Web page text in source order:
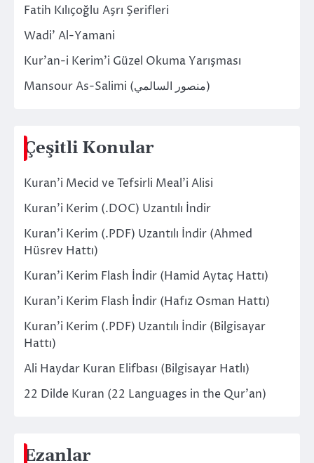
Fatih Kılıçoğlu Aşrı Şerifleri
Wadi’ Al-Yamani
Kur’an-i Kerim’i Güzel Okuma Yarışması
Mansour As-Salimi (منصور السالمي)
Çeşitli Konular
Kuran’i Mecid ve Tefsirli Meal’i Alisi
Kuran’i Kerim (.DOC) Uzantılı İndir
Kuran’i Kerim (.PDF) Uzantılı İndir (Ahmed
Hüsrev Hattı)
Kuran’i Kerim Flash İndir (Hamid Aytaç Hattı)
Kuran’i Kerim Flash İndir (Hafız Osman Hattı)
Kuran’i Kerim (.PDF) Uzantılı İndir (Bilgisayar
Hattı)
Ali Haydar Kuran Elifbası (Bilgisayar Hatlı)
22 Dilde Kuran (22 Languages in the Qur’an)
Ezanlar